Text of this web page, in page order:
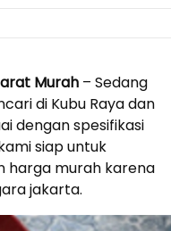
Murah – Sedang
di Kubu Raya dan
dengan spesifikasi
siap untuk
harga murah karena
jakarta.